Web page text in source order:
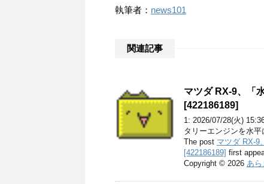
執筆者： news101
関連記事
マツダ RX-9、「
[422186189]
1: 2026/07/28(火)
タリーエンジンを水
The post マツダ RX-9
[422186189] first
Copyright © 2026 あら